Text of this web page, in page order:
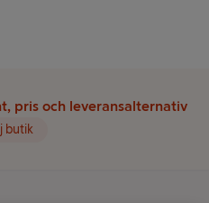
pris och leveransalternativ
butik